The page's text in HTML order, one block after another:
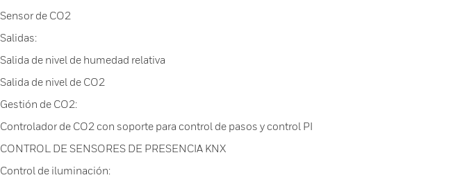
Sensor de CO2
Salidas:
Salida de nivel de humedad relativa
Salida de nivel de CO2
Gestión de CO2:
Controlador de CO2 con soporte para control de pasos y control PI
CONTROL DE SENSORES DE PRESENCIA KNX
Control de iluminación: